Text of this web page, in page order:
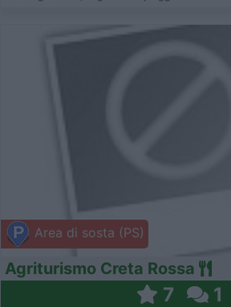
Area di sosta (PS)
Agriturismo Creta Rossa
7 1